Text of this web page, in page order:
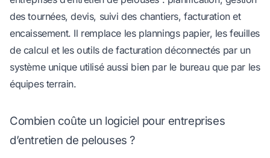
des tournées, devis, suivi des chantiers, facturation et
encaissement. Il remplace les plannings papier, les feuilles
de calcul et les outils de facturation déconnectés par un
système unique utilisé aussi bien par le bureau que par les
équipes terrain.
Combien coûte un logiciel pour entreprises
d’entretien de pelouses ?